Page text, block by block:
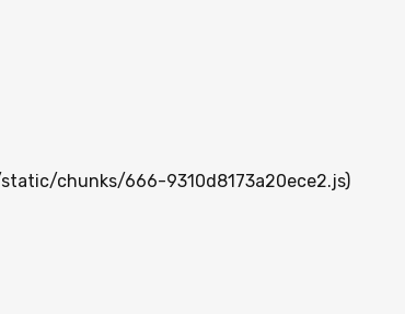
chunks/666-9310d8173a20ece2.js)